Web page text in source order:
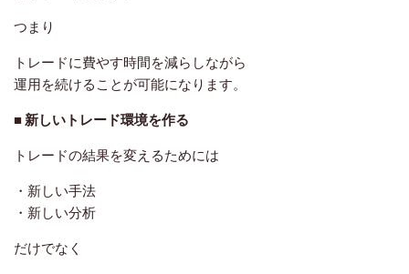
つまり
トレードに費やす時間を減らしながら
運用を続けることが可能になります。
■ 新しいトレード環境を作る
トレードの結果を変えるためには
・新しい手法
・新しい分析
だけでなく